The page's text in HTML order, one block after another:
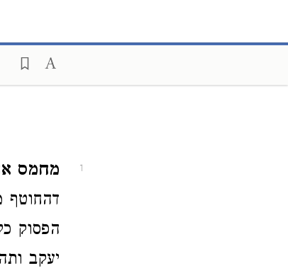
1 מחמס
דהחוטף
הפסוק
יעקב